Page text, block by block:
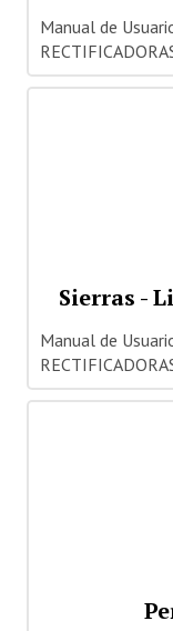
Manual de
Sierras -
Manual de